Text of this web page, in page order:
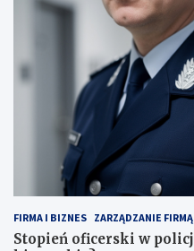
FIRMA I BIZNES ZARZĄDZANIE FIRMĄ
Stopień oficerski w